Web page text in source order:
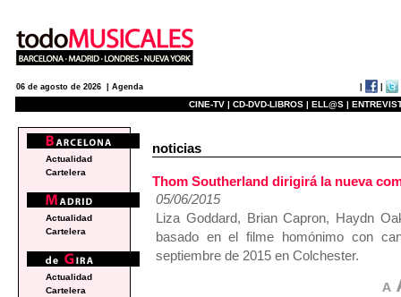
06 de agosto de 2026 | Agenda
CINE-TV | CD-DVD-LIBROS | ELL@S |
noticias
Thom Southerland dirigirá la nueva
05/06/2015
Liza Goddard, Brian Capron, Haydn
basado en el filme homónimo con
septiembre de 2015 en Colchester.
Actualidad
Cartelera
Actualidad
Cartelera
Actualidad
Cartelera